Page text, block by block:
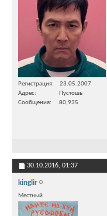
Регистрация
23.05.2007
Адрес
Пустошь
Сообщения
80,935
30.10.2016, 01:37
kinglir
Местный